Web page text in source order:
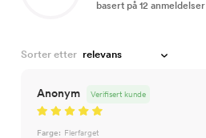
basert på 12 anmeldelser
Sorter etter
Anonym Verifisert kunde
Farge: Flerfarget